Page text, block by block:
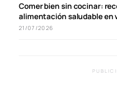
Comer bien sin cocinar:
alimentación saludable en
21/07/2026